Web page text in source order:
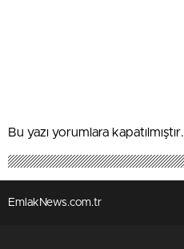
Bu yazı yorumlara kapatılmıştır.
EmlakNews.com.tr